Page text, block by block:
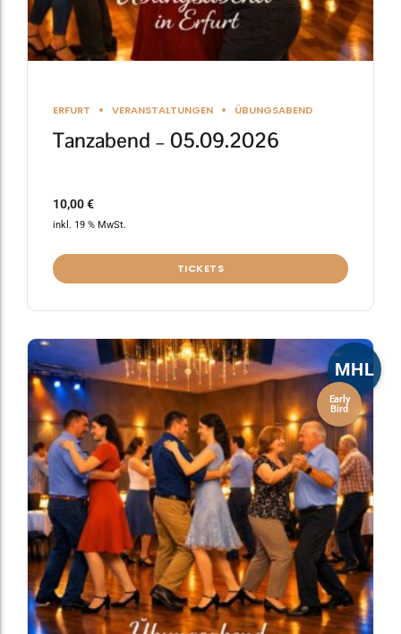
ERFURT VERANSTALTUNGEN ÜBUNGSABEND
Tanzabend – 05.09.2026
10,00€
inkl. 19 % MwSt.
TICKETS
MHL
Early
Bird